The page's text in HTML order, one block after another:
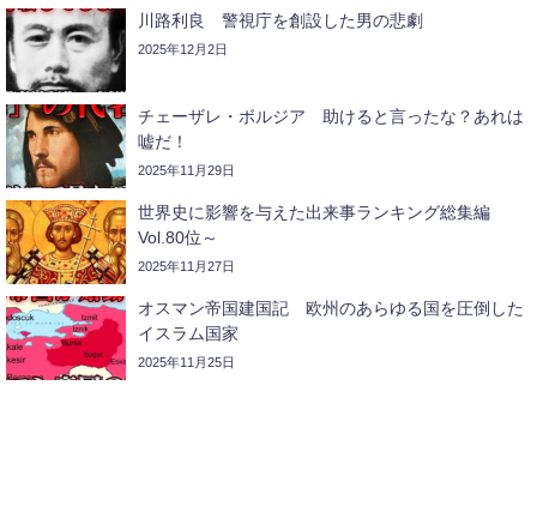
川路利良 警視庁を創設した男の悲劇
2025年12月2日
チェーザレ・ボルジア 助けると言ったな？あれは
嘘だ！
2025年11月29日
世界史に影響を与えた出来事ランキング総集編
Vol.80位～
2025年11月27日
オスマン帝国建国記 欧州のあらゆる国を圧倒した
イスラム国家
2025年11月25日